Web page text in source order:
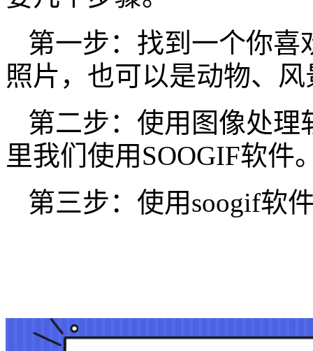
第一步：找到一个你
照片，也可以是动物、
第二步：使用图像处
里我们使用SOOGIF软件
第三步：使用soogif软